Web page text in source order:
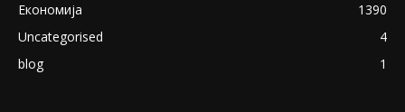
Економија
1390
Uncategorised
4
blog
1